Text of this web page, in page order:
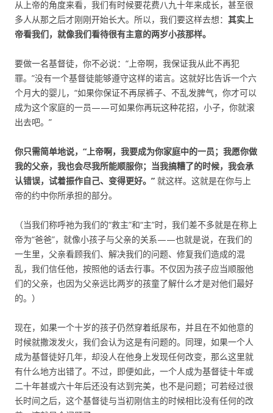
从上帝的角度来看，我们有时候要花费八九十年来成长，甚至很
多人从那之后才刚刚开始长大。所以，我们要这样去想： 其实上
帝看我们，就像我们看待很有主意的两岁小孩那样。
要做一名基督徒，你不必说：“上帝啊，我保证我从此不再犯
罪。”没有一个基督徒能够遵守这样的诺言。这就好比告诉一个六
个月大的婴儿，“如果你保证不再尿裤子、不乱发脾气，你才可以
成为这个家庭的一员——可如果你再玩这种花招，小子，你就滚
出去吧。”
你只需简单地说，“上帝啊，我要成为你家庭中的一员；我愿你做
我的父亲，我也会尽我所能顺服你；当我搞糟了的时候，我会承
认错误，试着振作自己、变得更好。” 就这样。这就是在你与上
帝的约中你所承担的部分。
（当我们称呼祂为我们的“救主”和“主”时，我们差不多就是在称上
帝为“爸爸”，就像小孩子与父亲的关系——也就是说，在我们的
一生里，父亲看顾我们、解决我们的问题、修复我们造成的混
乱，我们信任他，按照他的话去行事。不仅因为孩子应当顺服他
们的父亲，也因为父亲远比两岁的孩童了解什么才是对他们最好
的。）
现在，如果一个十岁的孩子仍然穿着纸尿布，并且在不如他意的
时候就撒泼发火，我们会认为这是有问题的。同理，如果一个人
成为基督徒好几年，却没人在他身上发现任何改变，那么这里就
有什么地方出错了。不过，即便如此，一个人成为基督徒十年或
二十年甚或六十年后还没有达到完美，也不是问题；可若经过很
长时间之后，这个基督徒与当初刚信主的时候相比没有任何的改